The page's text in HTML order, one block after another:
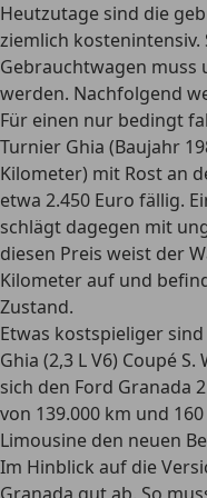
Heutzutage sind die
ziemlich kostenintensiv.
Gebrauchtwagen muss
werden. Nachfolgend
Für einen nur bedingt
Turnier Ghia (Baujahr
Kilometer) mit Rost an
etwa 2.450 Euro fällig.
schlägt dagegen mit
diesen Preis weist der
Kilometer auf und
Zustand.
Etwas kostspieliger
Ghia (2,3 L V6) Coupé
sich den Ford Granada
von 139.000 km und
Limousine den neuen
Im Hinblick auf die